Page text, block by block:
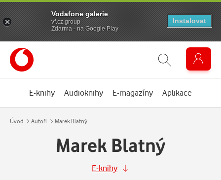
E-knihy Audioknihy E-magazíny Aplikace
Úvod Autoři Marek Blatný
Marek Blatný
E-knihy
Vodafone galerie
vf.cz.group
Zdarma - na Google Play
Instalovat